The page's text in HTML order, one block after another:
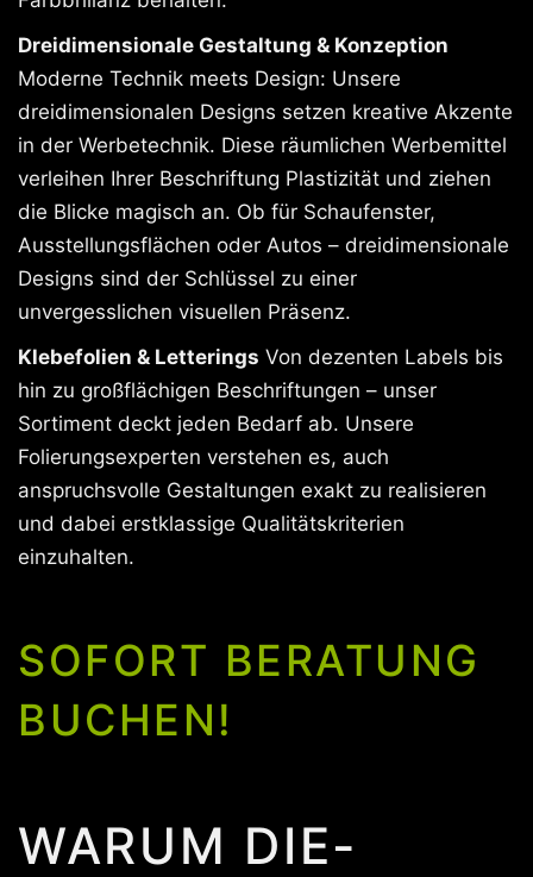
Dreidimensionale Gestaltung & Konzeption
Moderne Technik meets Design: Unsere
dreidimensionalen Designs setzen kreative Akzente
in der Werbetechnik. Diese räumlichen Werbemittel
verleihen Ihrer Beschriftung Plastizität und ziehen
die Blicke magisch an. Ob für Schaufenster,
Ausstellungsflächen oder Autos – dreidimensionale
Designs sind der Schlüssel zu einer
unvergesslichen visuellen Präsenz.
Klebefolien & Letterings Von dezenten Labels bis
hin zu großflächigen Beschriftungen – unser
Sortiment deckt jeden Bedarf ab. Unsere
Folierungsexperten verstehen es, auch
anspruchsvolle Gestaltungen exakt zu realisieren
und dabei erstklassige Qualitätskriterien
einzuhalten.
SOFORT BERATUNG
BUCHEN!
WARUM DIE-